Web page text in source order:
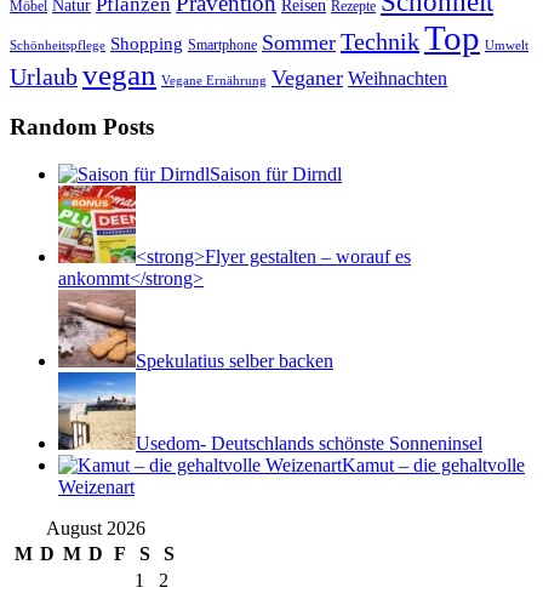
Möbel Natur Reisen Rezepte
Schönheitspflege Shopping Smartphone Sommer TechnikTop Umwelt
Urlaubvegan Vegane Ernährung Veganer Weihnachten
Random Posts
Saison für Dirndl
<strong>Flyer gestalten – worauf es
ankommt</strong>
Spekulatius selber backen
Usedom- Deutschlands schönste Sonneninsel
Kamut – die gehaltvolle
Weizenart
August 2026
M D M D F S
S
1
2